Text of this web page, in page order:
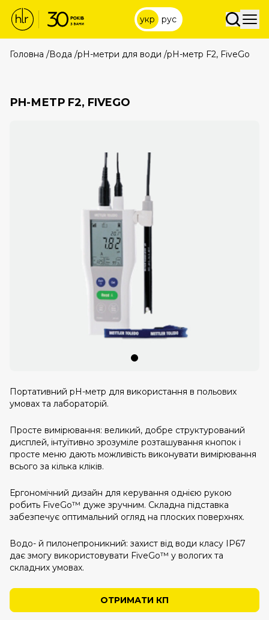
укр рус
Головна /Вода /рН-метри для води /рН-метр F2, FiveGo
РН-МЕТР F2, FIVEGO
Портативний рН-метр для використання в польових
умовах та лабораторій.
Просте вимірювання: великий, добре структурований
дисплей, інтуїтивно зрозуміле розташування кнопок і
просте меню дають можливість виконувати вимірювання
всього за кілька кліків.
Ергономічний дизайн для керування однією рукою
робить FiveGo™ дуже зручним. Складна підставка
забезпечує оптимальний огляд на плоских поверхнях.
Водо- й пилонепроникний: захист від води класу IP67
дає змогу використовувати FiveGo™ у вологих та
складних умовах.
ОТРИМАТИ КП